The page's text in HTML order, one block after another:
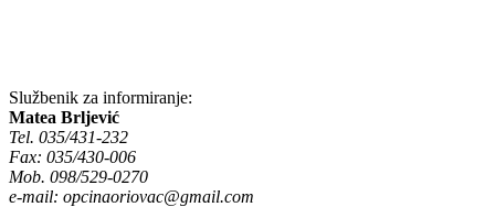
Službenik za informiranje:
Matea Brljević
Tel. 035/431-232
Fax: 035/430-006
Mob. 098/529-0270
e-mail: opcinaoriovac@gmail.com